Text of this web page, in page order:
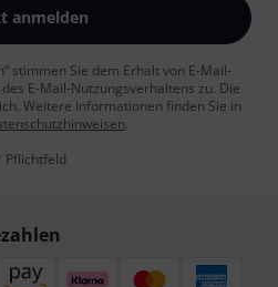
anmelden
stimmen Sie dem Erhalt von E-Mail-
E-Mail-Nutzungsverhaltens zu. Die
Weitere Informationen finden Sie in
.
Pflichtfeld